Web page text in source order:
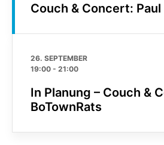
Couch & Concert: Paul
26. SEPTEMBER
19:00 - 21:00
In Planung – Couch &
BoTownRats